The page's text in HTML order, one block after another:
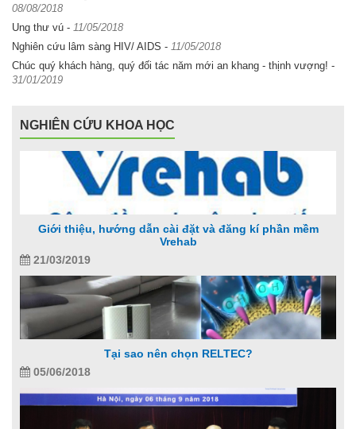
08/08/2018
Ung thư vú - 11/05/2018
Nghiên cứu lâm sàng HIV/ AIDS - 11/05/2018
Chúc quý khách hàng, quý đối tác năm mới an khang - thịnh vượng! -
31/01/2019
NGHIÊN CỨU KHOA HỌC
Giới thiệu, hướng dẫn cài đặt và đăng kí phần mềm
Vrehab
21/03/2019
Tại sao nên chọn RELTEC?
05/06/2018